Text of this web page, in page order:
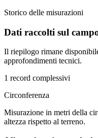
Storico delle misurazioni
Dati raccolti sul
Il riepilogo rimane
approfondimenti tecnici.
1 record complessivi
Circonferenza
Misurazione in metri della
altezza rispetto al terreno.